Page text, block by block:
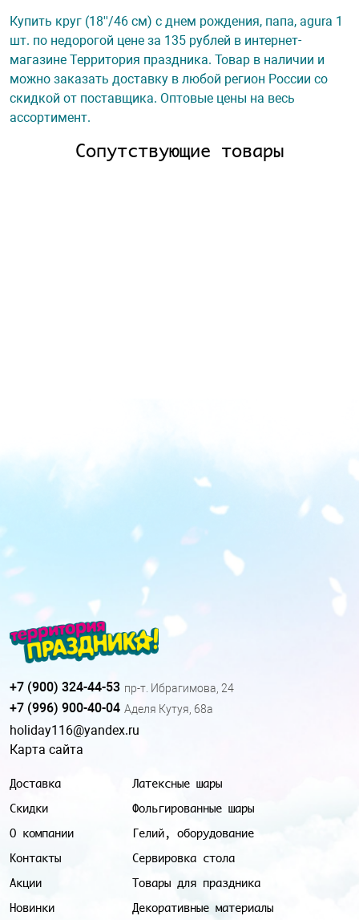
Купить круг (18''/46 см) с днем рождения, папа, agura 1
шт. по недорогой цене за 135 рублей в интернет-
магазине Территория праздника. Товар в наличии и
можно заказать доставку в любой регион России со
скидкой от поставщика. Оптовые цены на весь
ассортимент.
Сопутствующие товары
Доставка
Скидки
О компании
Контакты
Акции
Новинки
Латексные шары
Фольгированные шары
Гелий, оборудование
Сервировка стола
Товары для праздника
Декоративные материалы
+7 (900) 324-44-53 пр-т. Ибрагимова, 24
+7 (996) 900-40-04 Аделя Кутуя, 68а
holiday116@yandex.ru
Карта сайта